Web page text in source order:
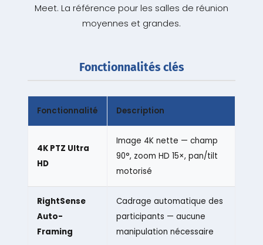
Meet. La référence pour les salles de réunion
moyennes et grandes.
Fonctionnalités clés
Fonctionnalité Description
4K PTZ Ultra
HD
Image 4K nette — champ
90°, zoom HD 15×, pan/tilt
motorisé
RightSense
Auto-
Framing
Cadrage automatique des
participants — aucune
manipulation nécessaire